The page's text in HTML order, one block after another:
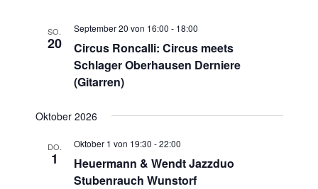
SO.
20
Circus Roncalli: Circus meets
Schlager Oberhausen Derniere
(Gitarren)
September 20 von 16:00 - 18:00
Oktober 2026
DO.
1
Heuermann & Wendt Jazzduo
Stubenrauch Wunstorf
Oktober 1 von 19:30 -22:00